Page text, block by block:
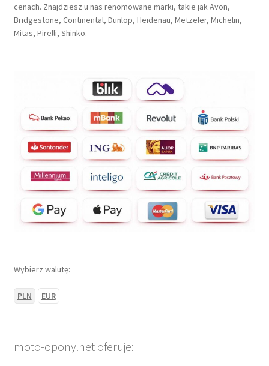
cenach. Znajdziesz u nas renomowane marki, takie jak Avon,
Bridgestone, Continental, Dunlop, Heidenau, Metzeler, Michelin,
Mitas, Pirelli, Shinko.
Wybierz walutę:
PLN EUR
moto-opony.net oferuje: